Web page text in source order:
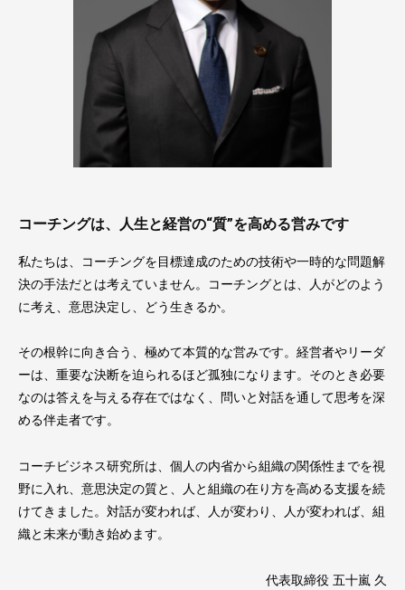
コーチングは、人生と経営の“質”を高める営みです
私たちは、コーチングを目標達成のための技術や一時的な問題解
決の手法だとは考えていません。コーチングとは、人がどのよう
に考え、意思決定し、どう生きるか。
その根幹に向き合う、極めて本質的な営みです。経営者やリーダ
ーは、重要な決断を迫られるほど孤独になります。そのとき必要
なのは答えを与える存在ではなく、問いと対話を通して思考を深
める伴走者です。
コーチビジネス研究所は、個人の内省から組織の関係性までを視
野に入れ、意思決定の質と、人と組織の在り方を高める支援を続
けてきました。対話が変われば、人が変わり、人が変われば、組
織と未来が動き始めます。
代表取締役 五十嵐 久